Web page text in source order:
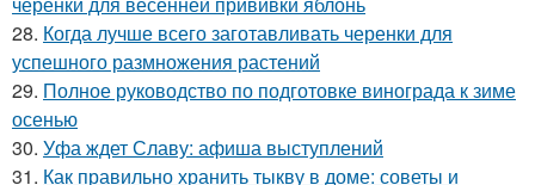
28. Когда лучше всего заготавливать черенки для
успешного размножения растений
29. Полное руководство по подготовке винограда к зиме
осенью
30. Уфа ждет Славу: афиша выступлений
31. Как правильно хранить тыкву в доме: советы и